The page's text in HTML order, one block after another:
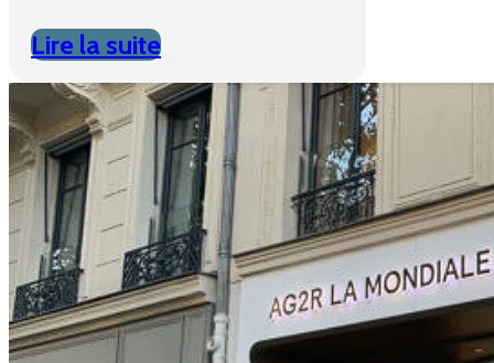
Lire la suite